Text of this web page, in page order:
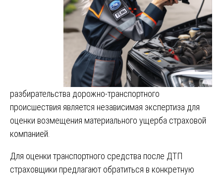
разбирательства дорожно-транспортного
происшествия является независимая экспертиза для
оценки возмещения материального ущерба страховой
компанией.
Для оценки транспортного средства после ДТП
страховщики предлагают обратиться в конкретную